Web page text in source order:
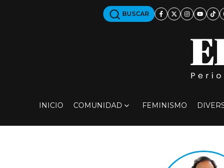
BUSCAR
INICIO COMUNIDAD FEMINISMO